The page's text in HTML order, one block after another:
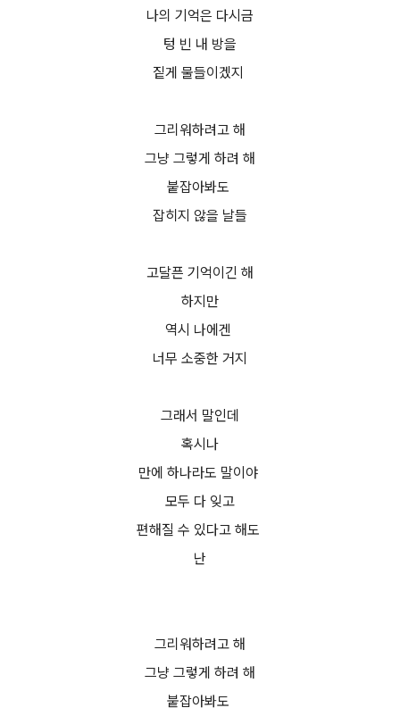
나의 기억은 다시금
텅 빈 내 방을
짙게 물들이겠지
그리워하려고 해
그냥 그렇게 하려 해
붙잡아봐도
잡히지 않을 날들
고달픈 기억이긴 해
하지만
역시 나에겐
너무 소중한 거지
그래서 말인데
혹시나
만에 하나라도 말이야
모두 다 잊고
편해질 수 있다고 해도
난
그리워하려고 해
그냥 그렇게 하려 해
붙잡아봐도